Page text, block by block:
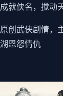
就侠名，搅动
武侠剧情，主
恩怨情仇